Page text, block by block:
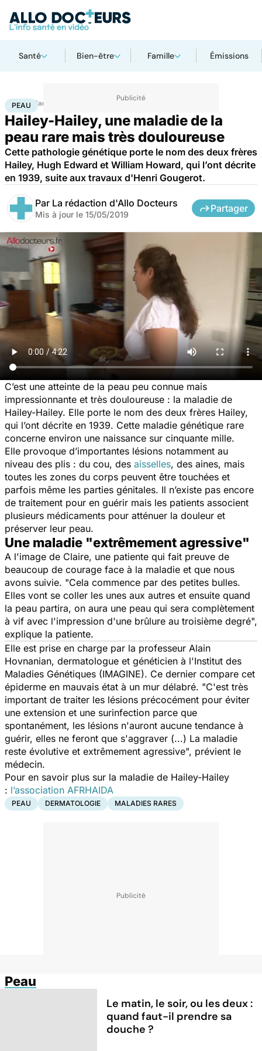
Santé Bien-être Famille Émissions
Accueil Santé
PEAU
Hailey-Hailey, une maladie de la
peau rare mais très douloureuse
Cette pathologie génétique porte le nom des deux frères
Hailey, Hugh Edward et William Howard, qui l’ont décrite
en 1939, suite aux travaux d'Henri Gougerot.
Par La rédaction d'Allo Docteurs
Mis à jour le 15/05/2019
Partager
C’est une atteinte de la peau peu connue mais
impressionnante et très douloureuse : la maladie de
Hailey-Hailey. Elle porte le nom des deux frères Hailey,
qui l’ont décrite en 1939. Cette maladie génétique rare
concerne environ une naissance sur cinquante mille.
Elle provoque d’importantes lésions notamment au
niveau des plis : du cou, des aisselles, des aines, mais
toutes les zones du corps peuvent être touchées et
parfois même les parties génitales. Il n’existe pas encore
de traitement pour en guérir mais les patients associent
plusieurs médicaments pour atténuer la douleur et
préserver leur peau.
Une maladie "extrêmement agressive"
A l'image de Claire, une patiente qui fait preuve de
beaucoup de courage face à la maladie et que nous
avons suivie. "Cela commence par des petites bulles.
Elles vont se coller les unes aux autres et ensuite quand
la peau partira, on aura une peau qui sera complètement
à vif avec l'impression d'une brûlure au troisième degré",
explique la patiente.
Elle est prise en charge par la professeur Alain
Hovnanian, dermatologue et généticien à l'Institut des
Maladies Génétiques (IMAGINE). Ce dernier compare cet
épiderme en mauvais état à un mur délabré. "C'est très
important de traiter les lésions précocément pour éviter
une extension et une surinfection parce que
spontanément, les lésions n'auront aucune tendance à
guérir, elles ne feront que s'aggraver (...) La maladie
reste évolutive et extrêmement agressive", prévient le
médecin.
Pour en savoir plus sur la maladie de Hailey-Hailey
: l’association AFRHAIDA
PEAU DERMATOLOGIE MALADIES RARES
Peau
Le matin, le soir, ou les deux :
quand faut-il prendre sa
douche ?